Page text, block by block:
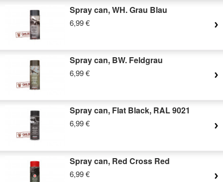
Spray can, WH. Grau Blau
6,99 €
Spray can, BW. Feldgrau
6,99 €
Spray can, Flat Black, RAL 9021
6,99 €
Spray can, Red Cross Red
6,99 €